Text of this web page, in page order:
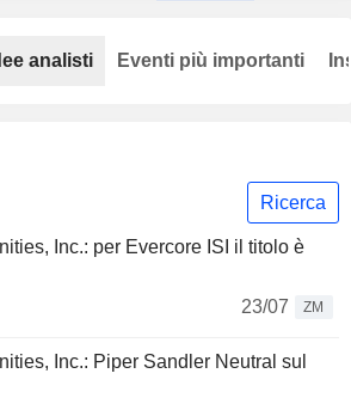
Ricerca
Inc.: per Evercore ISI il titolo è
23/07
ZM
Inc.: Piper Sandler Neutral sul
analisti Eventi più importanti